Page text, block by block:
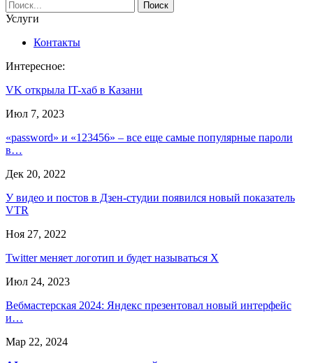
Услуги
Контакты
Интересное:
VK открыла IT-хаб в Казани
Июл 7, 2023
«password» и «123456» – все еще самые популярные пароли
в…
Дек 20, 2022
У видео и постов в Дзен-студии появился новый показатель
VTR
Ноя 27, 2022
Twitter меняет логотип и будет называться X
Июл 24, 2023
Вебмастерская 2024: Яндекс презентовал новый интерфейс
и…
Мар 22, 2024